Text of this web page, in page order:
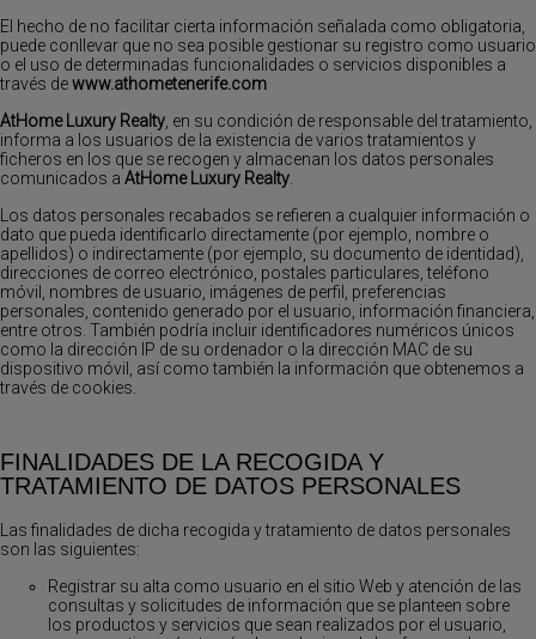
El hecho de no facilitar cierta información señalada como obligatoria,
puede conllevar que no sea posible gestionar su registro como usuario
o el uso de determinadas funcionalidades o servicios disponibles a
través dewww.athometenerife.com
AtHome Luxury Realty , en su condición de responsable del tratamiento,
informa a los usuarios de la existencia de varios tratamientos y
ficheros en los que se recogen y almacenan los datos personales
comunicados a AtHome Luxury Realty
Los datos personales recabados se refieren a cualquier información o
dato que pueda identificarlo directamente (por ejemplo, nombre o
apellidos) o indirectamente (por ejemplo, su documento de identidad),
direcciones de correo electrónico, postales particulares, teléfono
móvil, nombres de usuario, imágenes de perfil, preferencias
personales, contenido generado por el usuario, información financiera,
entre otros. También podría incluir identificadores numéricos únicos
como la dirección IP de su ordenador o la dirección MAC de su
dispositivo móvil, así como también la información que obtenemos a
través de cookies.
FINALIDADES DE LA RECOGIDA Y
TRATAMIENTO DE DATOS PERSONALES
Las finalidades de dicha recogida y tratamiento de datos personales
son las siguientes:
Registrar su alta como usuario en el sitio Web y atención de las
consultas y solicitudes de información que se planteen sobre
los productos y servicios que sean realizados por el usuario,